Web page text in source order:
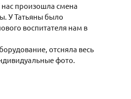
произошла смена
У Татьяны было
воспитателя нам в
отсняла весь
фото.